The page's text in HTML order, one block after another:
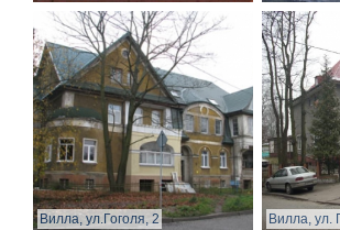
Вилла, ул.Гоголя, 2 Вилла, ул.